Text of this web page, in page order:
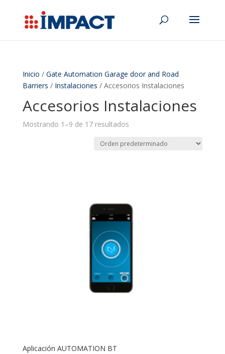
Inicio / Gate Automation Garage door and Road
Barriers / Instalaciones / Accesorios Instalaciones
Accesorios Instalaciones
Mostrando 1–9 de 17 resultados
Aplicación AUTOMATION BT